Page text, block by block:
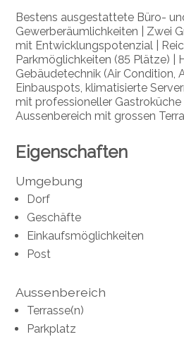
Bestens ausgestattete Büro-
Gewerberäumlichkeiten | Zwei
mit Entwicklungspotenzial
Parkmöglichkeiten (85 Plätze) |
Gebäudetechnik (Air Condition,
Einbauspots, klimatisierte
mit professioneller Gastroküche
Aussenbereich mit grossen
Eigenschaften
Umgebung
Dorf
Geschäfte
Einkaufsmöglichkeiten
Post
Aussenbereich
Terrasse(n)
Parkplatz